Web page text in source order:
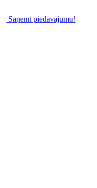
Saņemt piedāvājumu!